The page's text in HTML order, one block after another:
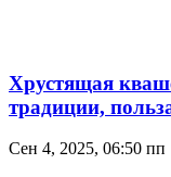
Хрустящая
традиции,
Сен 4, 2025, 06:50 пп